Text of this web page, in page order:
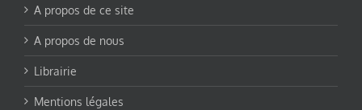
A propos de ce site
A propos de nous
Librairie
Mentions légales